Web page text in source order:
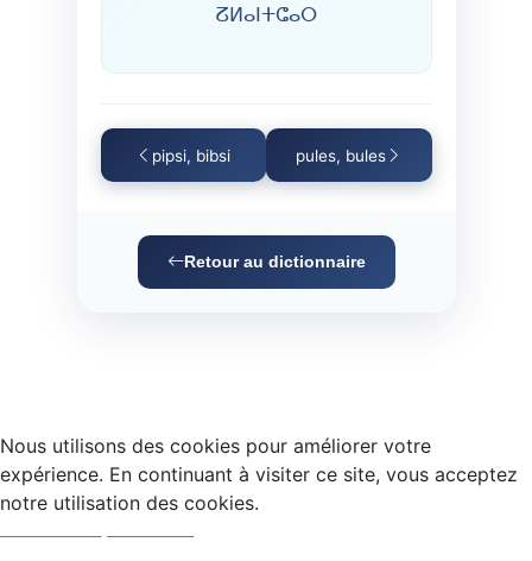
ⵒⵍⴰⵏⵜⵛⴰⵔ
pipsi, bibsi pules, bules
Retour au dictionnaire
Nous utilisons des cookies pour améliorer votre
expérience. En continuant à visiter ce site, vous acceptez
notre utilisation des cookies.